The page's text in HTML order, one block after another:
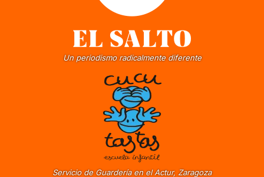
Un periodismo radicalmente diferente
Servicio de Guardería en el Actur, Zaragoza